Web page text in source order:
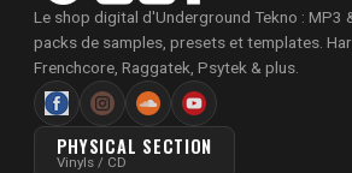
Le shop digital d'Underground Tekno : MP3
packs de samples, presets et templates.
Frenchcore, Raggatek, Psytek & plus.
PHYSICAL SECTION
Vinyls / CD